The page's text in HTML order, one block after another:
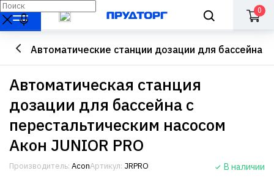
0
Автоматические станции дозации для бассейна
Автоматическая станция
дозации для бассейна с
перестальтическим насосом
Акон JUNIOR PRO
Производитель: AconАртикул: JRPRO В наличии